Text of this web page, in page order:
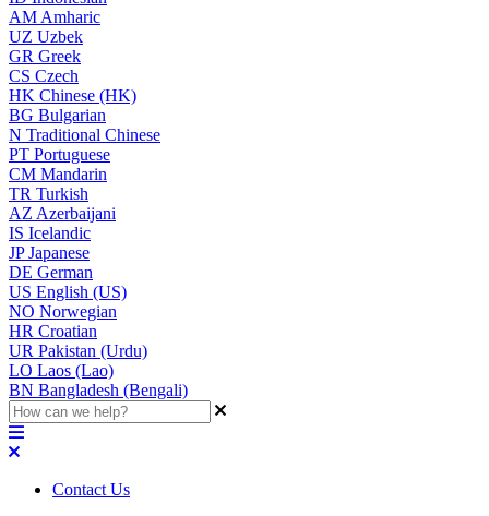
AM Amharic
UZ Uzbek
GR Greek
CS Czech
HK Chinese (HK)
BG Bulgarian
N Traditional Chinese
PT Portuguese
CM Mandarin
TR Turkish
AZ Azerbaijani
IS Icelandic
JPJapanese
DE German
US English (US)
NO Norwegian
HR Croatian
UR Pakistan (Urdu)
LO Laos (Lao)
BN Bangladesh (Bengali)
Contact Us